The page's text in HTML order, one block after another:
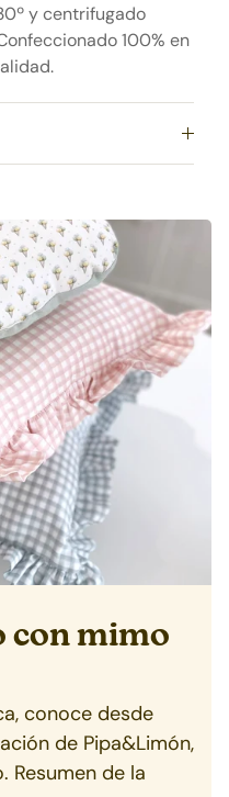
y centrifugado
100% en
con mimo
conoce desde
de Pipa&Limón,
Resumen de la